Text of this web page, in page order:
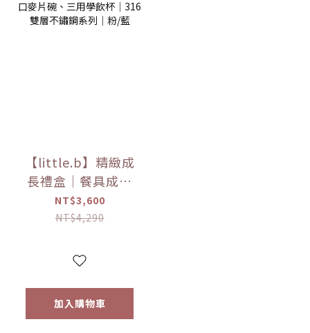
【little.b】精緻成
長禮盒｜餐具成長
禮盒｜吸盤碗、寬
口麥片碗、三用學
鋼系列｜粉/藍
NT$3,600
NT$4,290
加入購物車